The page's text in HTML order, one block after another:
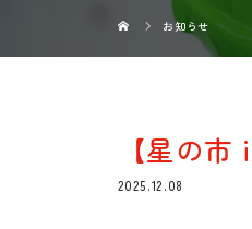
お知らせ
【星の
2025.12.08